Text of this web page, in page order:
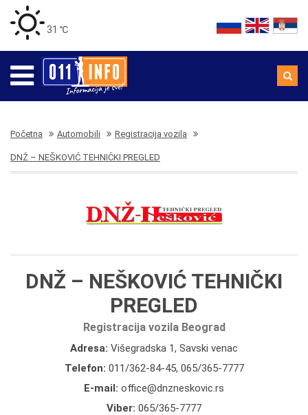
31 ℃
Početna Automobili Registracija vozila
DNŽ – NEŠKOVIĆ TEHNIČKI PREGLED
DNŽ – NEŠKOVIĆ TEHNIČKI
PREGLED
Registracija vozila Beograd
Adresa: Višegradska 1, Savski venac
Telefon: 011/362-84-45, 065/365-7777
E-mail: office@dnzneskovic.rs
Viber: 065/365-7777